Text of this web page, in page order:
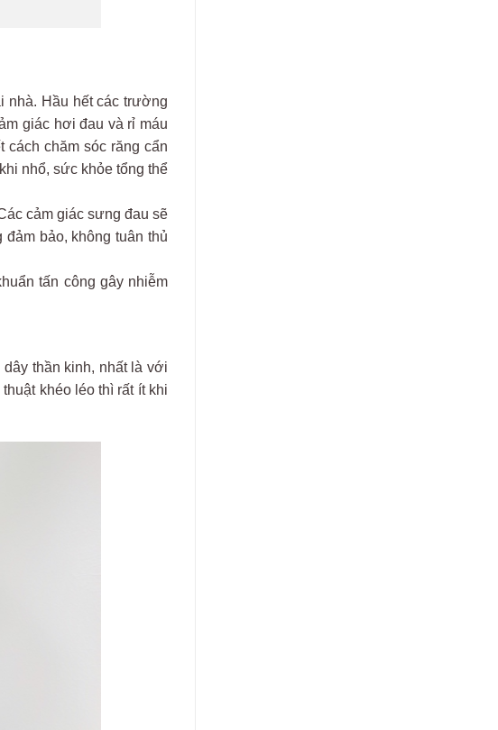
nhà. Hầu hết các trường
giác hơi đau và rỉ máu
chăm sóc răng cẩn
nhổ, sức khỏe tổng thể
cảm giác sưng đau sẽ
bảo, không tuân thủ
tấn công gây nhiễm
thần kinh, nhất là với
khéo léo thì rất ít khi